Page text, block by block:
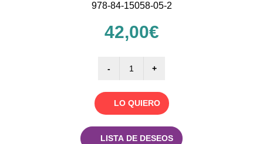
978-84-15058-05-2
42,00€
LO QUIERO
LISTA DE DESEOS